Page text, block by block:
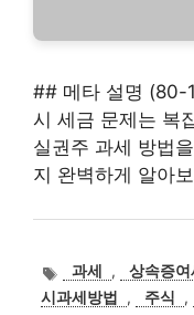
## 메타 설명 (80-
시 세금 문제는 복
실권주 과세 방법
지 완벽하게 알아
태
그
과세 , 상속증여
시과세방법
, 주식 ,